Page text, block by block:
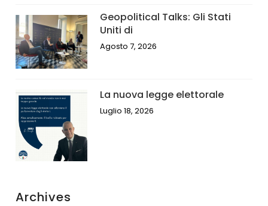
Geopolitical Talks: Gli Stati
Uniti di
Agosto 7, 2026
La nuova legge elettorale
Luglio 18, 2026
Archives